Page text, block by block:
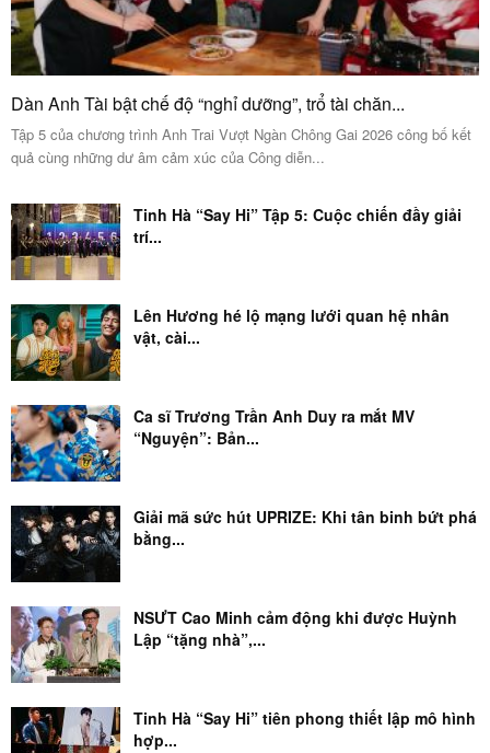
Dàn Anh Tài bật chế độ “nghỉ dưỡng”, trổ tài chăn...
Tập 5 của chương trình Anh Trai Vượt Ngàn Chông Gai 2026 công bố kết
quả cùng những dư âm cảm xúc của Công diễn...
Tinh Hà “Say Hi” Tập 5: Cuộc chiến đầy giải
trí...
Lên Hương hé lộ mạng lưới quan hệ nhân
vật, cài...
Ca sĩ Trương Trần Anh Duy ra mắt MV
“Nguyện”: Bản...
Giải mã sức hút UPRIZE: Khi tân binh bứt phá
bằng...
NSƯT Cao Minh cảm động khi được Huỳnh
Lập “tặng nhà”,...
Tinh Hà “Say Hi” tiên phong thiết lập mô hình
hợp...